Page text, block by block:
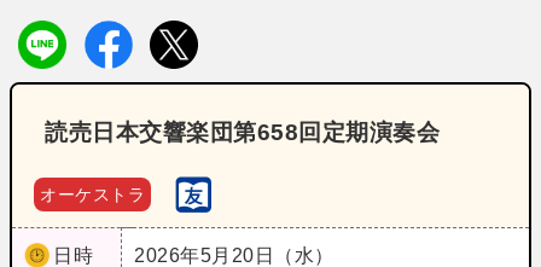
読売日本交響楽団第658回定期演奏会
オーケストラ
日時
2026年5月20日（水）